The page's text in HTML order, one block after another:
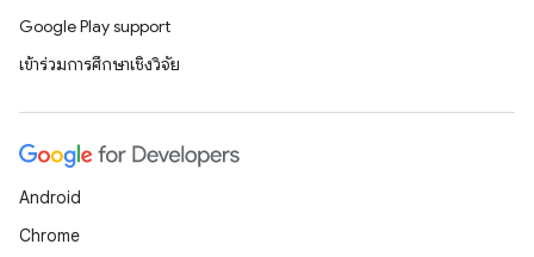
Google Play support
เข้าร่วมการศึกษาเชิงวิจัย
Android
Chrome